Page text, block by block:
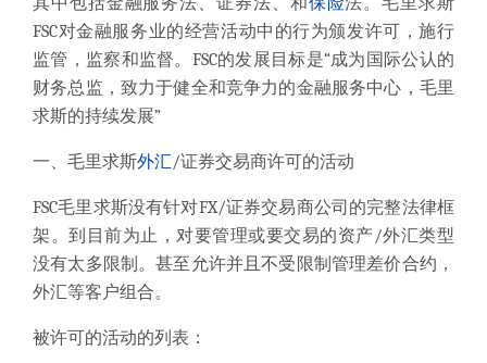
FSC对金融服务业的经营活动中的行为颁发许可，施行
监管，监察和监督。FSC的发展目标是“成为国际公认的
财务总监，致力于健全和竞争力的金融服务中心，毛里
求斯的持续发展”
一、毛里求斯外汇/证券交易商许可的活动
FSC毛里求斯没有针对FX/证券交易商公司的完整法律框
架。到目前为止，对要管理或要交易的资产/外汇类型
没有太多限制。甚至允许并且不受限制管理差价合约，
外汇等客户组合。
被许可的活动的列表：